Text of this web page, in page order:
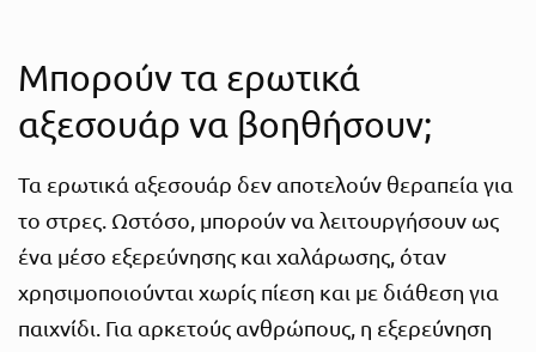
Μπορούν τα ερωτικά
αξεσουάρ να βοηθήσουν;
Τα ερωτικά αξεσουάρ δεν αποτελούν θεραπεία για
το στρες. Ωστόσο, μπορούν να λειτουργήσουν ως
ένα μέσο εξερεύνησης και χαλάρωσης, όταν
χρησιμοποιούνται χωρίς πίεση και με διάθεση για
παιχνίδι. Για αρκετούς ανθρώπους, η εξερεύνηση